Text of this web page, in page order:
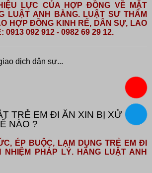
LỰC CỦA HỢP ĐỒNG VỀ MẶT
LUẬT ANH BẰNG. LUẬT SƯ THẨM
HỢP ĐỒNG KINH RẾ, DÂN SỰ, LAO
092 912 - 0982 69 29 12.
dịch dân sự...
TRẺ EM ĐI ĂN XIN BỊ XỬ
NÀO ?
ÉP BUỘC, LẠM DỤNG TRẺ EM ĐI
NHIỆM PHÁP LÝ. HÃNG LUẬT ANH